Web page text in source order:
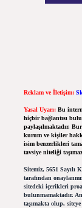
Reklam ve İletişim:
Yasal Uyarı: Bu
hiçbir bağlantısı
paylaşılmaktadır.
kurum ve kişiler
isim benzerlikleri
tavsiye niteliği
Sitemiz, 5651
tarafından
sitedeki içerikleri
bulunmamaktadır.
taşımakta olup,